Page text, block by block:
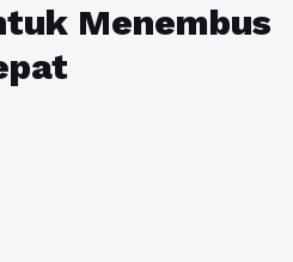
Menembus